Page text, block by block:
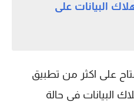
البيانات على
على اكثر من تطبيق
البيانات فى حالة